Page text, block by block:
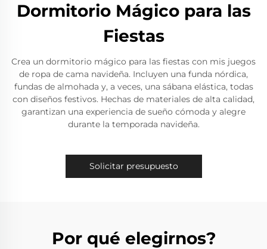
Dormitorio Mágico para las
Fiestas
Crea un dormitorio mágico para las fiestas con mis juegos
de ropa de cama navideña. Incluyen una funda nórdica,
fundas de almohada y, a veces, una sábana elástica, todas
con diseños festivos. Hechas de materiales de alta calidad,
garantizan una experiencia de sueño cómoda y alegre
durante la temporada navideña.
Solicitar presupuesto
Por qué elegirnos?